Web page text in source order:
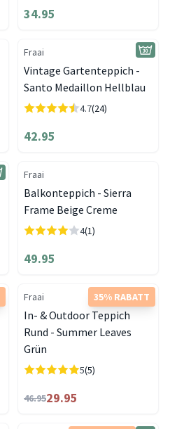
34.95
Fraai
Vintage Gartenteppich -
Santo Medaillon Hellblau
4.7(24)
42.95
Fraai
Balkonteppich - Sierra
Frame Beige Creme
4(1)
49.95
35% RABATT
Fraai
In- & Outdoor Teppich
Rund - Summer Leaves
Grün
5(5)
46.9529.95